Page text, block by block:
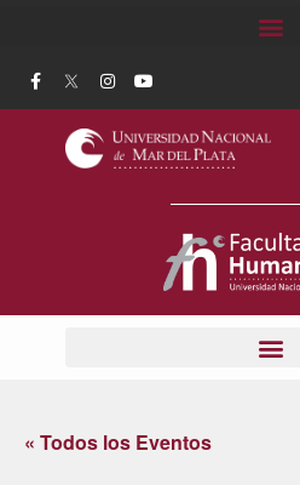
« Todos los Eventos